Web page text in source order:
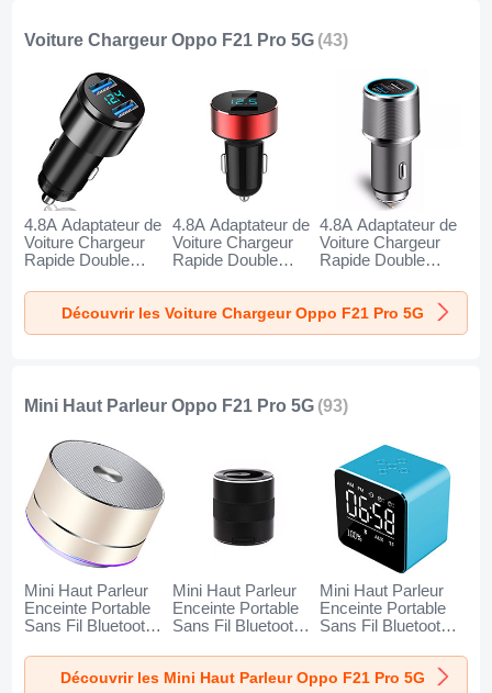
Voiture Chargeur Oppo F21 Pro 5G (43)
4.8A Adaptateur de
Voiture Chargeur
Rapide Double
K10 pour Oppo F21
Pro 5G Noir
4.8A Adaptateur de
Voiture Chargeur
Rapide Double
K07 pour Oppo F21
Pro 5G Rouge
4.8A Adaptateur de
Voiture Chargeur
Rapide Double
K08 pour Oppo F21
Pro 5G Argent
Découvrir les Voiture Chargeur Oppo F21 Pro 5G
Mini Haut Parleur Oppo F21 Pro 5G (93)
Mini Haut Parleur
Enceinte Portable
Sans Fil Bluetooth
pour Oppo F21 Pro
5G Or
Mini Haut Parleur
Enceinte Portable
Sans Fil Bluetooth
pour Oppo F21 Pro
5G Noir
Mini Haut Parleur
Enceinte Portable
Sans Fil Bluetooth
pour Oppo F21 Pro
5G Bleu
Découvrir les Mini Haut Parleur Oppo F21 Pro 5G